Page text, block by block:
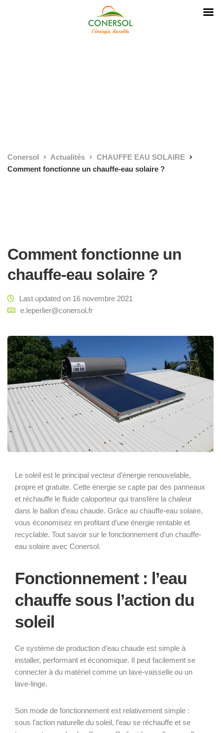
Conersol Actualités
CHAUFFE EAU SOLAIRE
Comment fonctionne un chauffe-eau solaire ?
Comment fonctionne un
chauffe-eau solaire ?
Last updated on 16 novembre 2021
e.leperlier@conersol.fr
Le soleil est le principal vecteur d’énergie renouvelable,
propre et gratuite. Cette énergie se capte par des panneaux
et réchauffe le fluide caloporteur qui transfère la chaleur
dans le ballon d’eau chaude. Grâce au chauffe-eau solaire,
vous économisez en profitant d’une énergie rentable et
recyclable. Tout savoir sur le fonctionnement d’un chauffe-
eau solaire avec Conersol.
Fonctionnement : l’eau
chauffe sous l’action du
soleil
Ce système de production d’eau chaude est simple à
installer, performant et économique. Il peut facilement se
connecter à du matériel comme un lave-vaisselle ou un
lave-linge.
Son mode de fonctionnement est relativement simple :
sous l’action naturelle du soleil, l’eau se réchauffe et se